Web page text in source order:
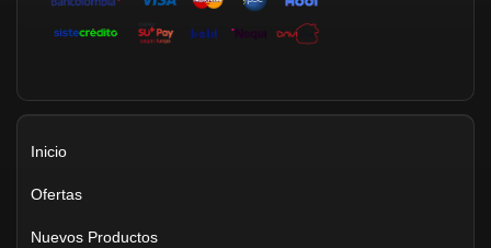
Inicio
Ofertas
Nuevos Productos